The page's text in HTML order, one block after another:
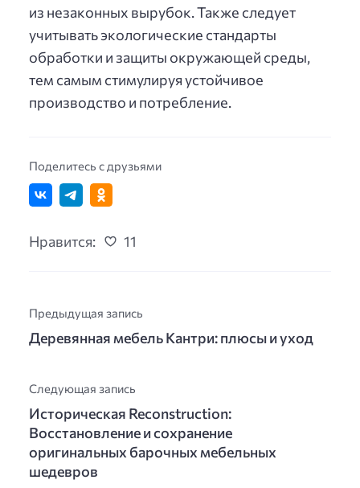
из незаконных вырубок. Также следует
учитывать экологические стандарты
обработки и защиты окружающей среды,
тем самым стимулируя устойчивое
производство и потребление.
Поделитесь с друзьями
Нравится: 11
Предыдущая запись
Деревянная мебель Кантри: плюсы и уход
Следующая запись
Историческая Reconstruction:
Восстановление и сохранение
оригинальных барочных мебельных
шедевров